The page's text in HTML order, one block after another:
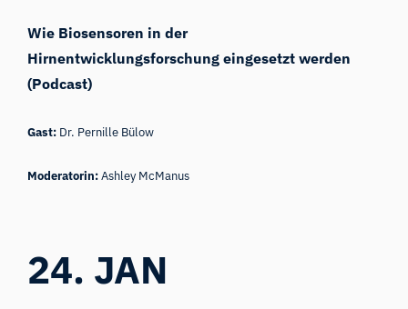
Wie Biosensoren in der
Hirnentwicklungsforschung eingesetzt werden
(Podcast)
Gast: Dr. Pernille Bülow
Moderatorin:Ashley McManus
24. JAN